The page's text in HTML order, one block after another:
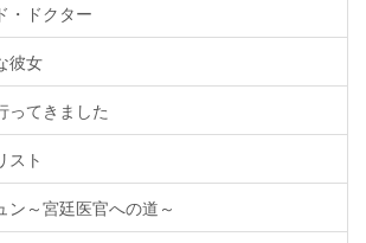
・ドクター
彼女
ってきました
スト
ン～宮廷医官への道～